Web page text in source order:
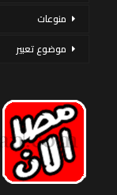
منوعات
موضوع تعبير